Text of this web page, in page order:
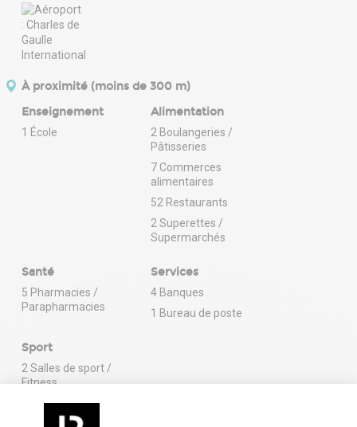
À proximité (moins de 300 m)
Enseignement
1 École
Alimentation
2 Boulangeries /
Pâtisseries
7 Commerces
alimentaires
52 Restaurants
2 Superettes /
Supermarchés
Santé
5 Pharmacies /
Parapharmacies
Services
4 Banques
1 Bureau de poste
Sport
2 Salles de sport /
Fitness